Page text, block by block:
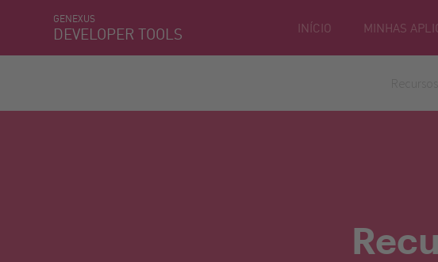
GENEXUS
DEVELOPER TOOLS INÍCIO MINHAS